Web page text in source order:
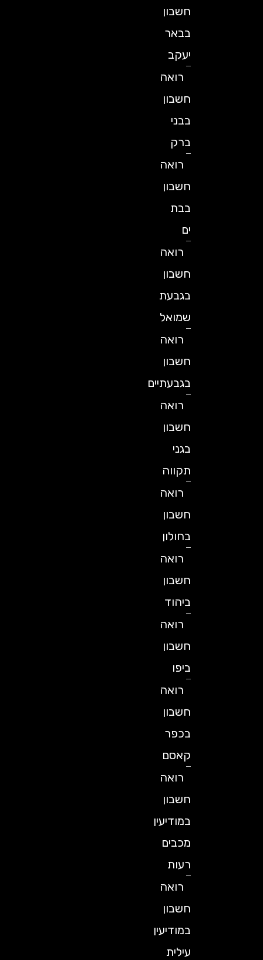
חשבון
בבאר
יעקב
רואה
חשבון
רואה
חשבון
רואה
חשבון
בגבעת
שמואל
רואה
חשבון
בגבעתיים
רואה
חשבון
תקווה
רואה
חשבון
בחולון
רואה
חשבון
ביהוד
רואה
חשבון
רואה
חשבון
בכפר
קאסם
רואה
חשבון
במודיעין
מכבים
רעות
רואה
חשבון
במודיעין
עילית